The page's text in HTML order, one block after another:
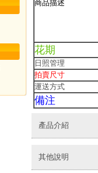
商品描述
花期
日照管理
拍賣尺寸
運送方式
備注
產品介紹
其他說明